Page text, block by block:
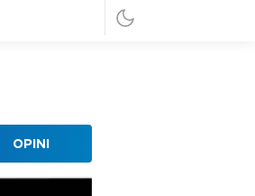
OPINI